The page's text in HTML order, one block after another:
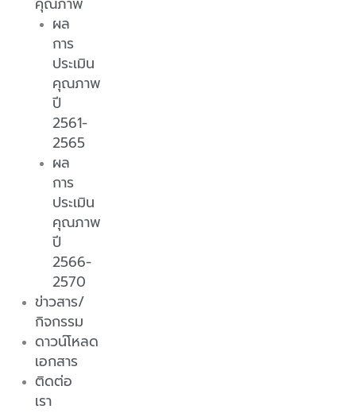
คุณภาพ
ผล
การ
ประเมิน
คุณภาพ
ปี
2561-
2565
ผล
การ
ประเมิน
คุณภาพ
ปี
2566-
2570
ข่าวสาร/
กิจกรรม
ดาวน์โหลด
เอกสาร
ติดต่อ
เรา